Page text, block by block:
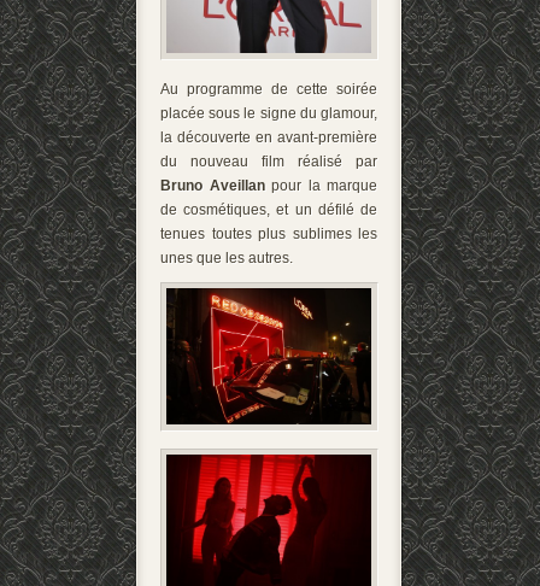
Au programme de cette soirée
placée sous le signe du glamour,
la découverte en avant-première
du nouveau film réalisé par
Bruno Aveillanpour la marque
de cosmétiques, et un défilé de
tenues toutes plus sublimes les
unes que les autres.